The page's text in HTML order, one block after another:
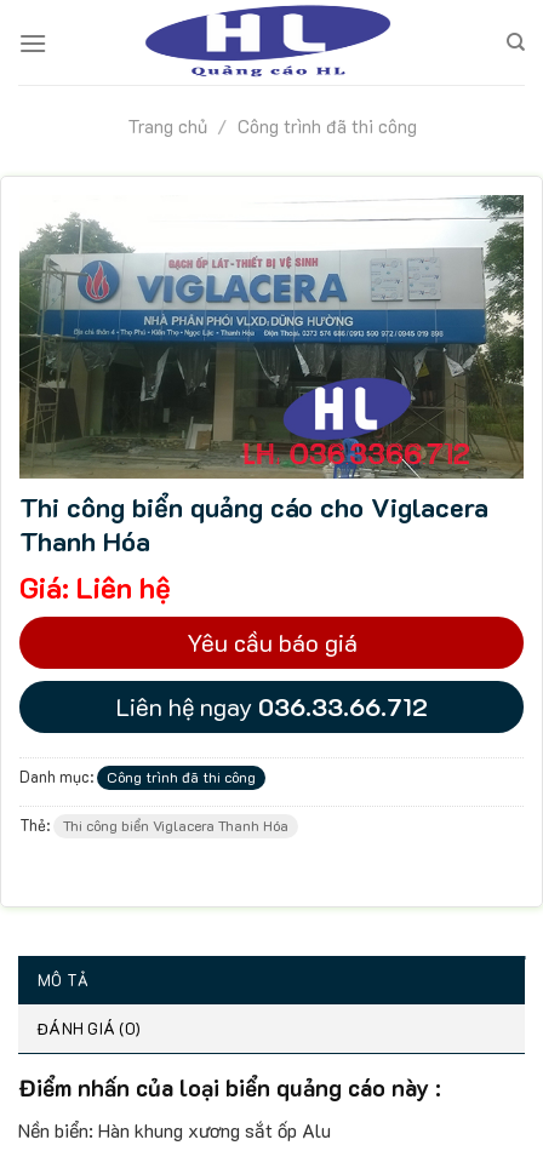
Trang chủ / Công trình đã thi công
Thi công biển quảng cáo cho Viglacera
Thanh Hóa
Giá: Liên hệ
Yêu cầu báo giá
Liên hệ ngay 036.33.66.712
Danh mục: Công trình đã thi công
Thẻ: Thi công biển Viglacera Thanh Hóa
MÔ TẢ
ĐÁNH GIÁ (0)
Điểm nhấn của loại biển quảng cáo này :
Nền biển: Hàn khung xương sắt ốp Alu